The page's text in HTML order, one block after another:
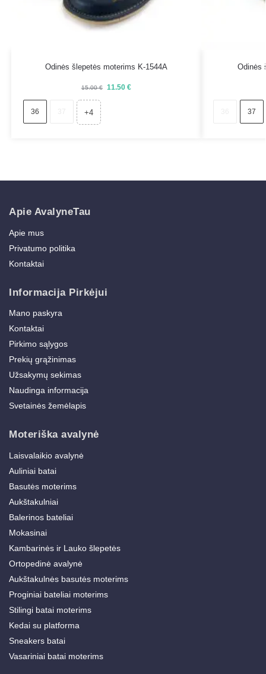
Odinės šlepetės moterims K-1544A
15.00€ 11.50 €
36 +4
Odinės
37
Apie AvalyneTau
Apie mus
Privatumo politika
Kontaktai
Informacija Pirkėjui
Mano paskyra
Kontaktai
Pirkimo sąlygos
Prekių grąžinimas
Užsakymų sekimas
Naudinga informacija
Svetainės žemėlapis
Moteriška avalynė
Laisvalaikio avalynė
Auliniai batai
Basutės moterims
Aukštakulniai
Balerinos bateliai
Mokasinai
Kambarinės ir Lauko šlepetės
Ortopedinė avalynė
Aukštakulnės basutės moterims
Proginiai bateliai moterims
Stilingi batai moterims
Kedai su platforma
Sneakers batai
Vasariniai batai moterims